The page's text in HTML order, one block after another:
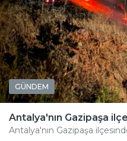
GÜNDEM
Antalya'nın Gazipaşa
Antalya'nın Gazipaşa